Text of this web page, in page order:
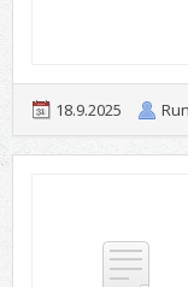
18.9.2025